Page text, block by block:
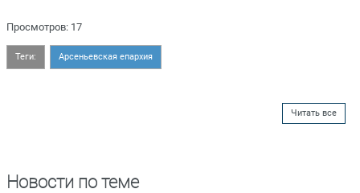
Просмотров: 17
Теги: Арсеньевская епархия
Читать все
Новости по теме